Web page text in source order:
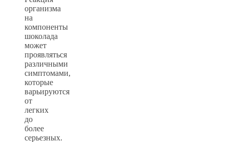
организма
на
компоненты
шоколада
может
проявляться
различными
симптомами,
которые
варьируются
от
легких
до
более
серьезных.